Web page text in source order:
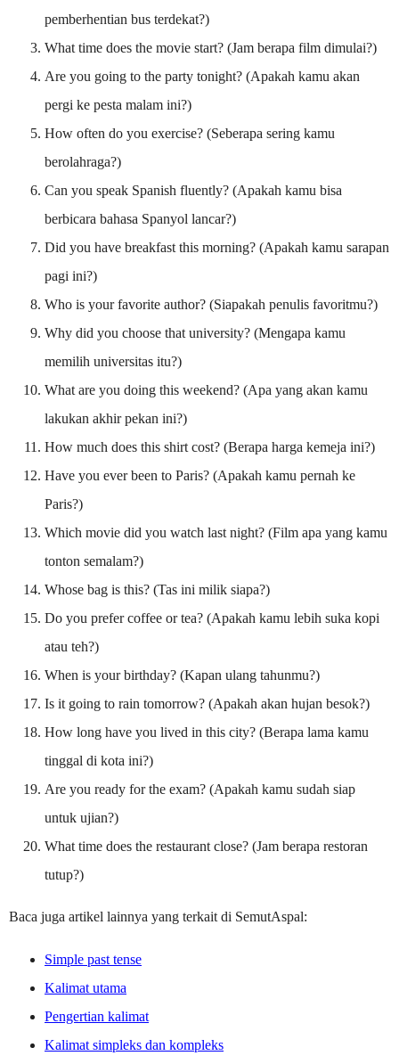
pemberhentian bus terdekat?)
What time does the movie start? (Jam berapa film dimulai?)
Are you going to the party tonight? (Apakah kamu akan
pergi ke pesta malam ini?)
How often do you exercise? (Seberapa sering kamu
berolahraga?)
Can you speak Spanish fluently? (Apakah kamu bisa
berbicara bahasa Spanyol lancar?)
Did you have breakfast this morning? (Apakah kamu sarapan
pagi ini?)
Who is your favorite author? (Siapakah penulis favoritmu?)
Why did you choose that university? (Mengapa kamu
memilih universitas itu?)
What are you doing this weekend? (Apa yang akan kamu
lakukan akhir pekan ini?)
How much does this shirt cost? (Berapa harga kemeja ini?)
Have you ever been to Paris? (Apakah kamu pernah ke
Paris?)
Which movie did you watch last night? (Film apa yang kamu
tonton semalam?)
Whose bag is this? (Tas ini milik siapa?)
Do you prefer coffee or tea? (Apakah kamu lebih suka kopi
atau teh?)
When is your birthday? (Kapan ulang tahunmu?)
Is it going to rain tomorrow? (Apakah akan hujan besok?)
How long have you lived in this city? (Berapa lama kamu
tinggal di kota ini?)
Are you ready for the exam? (Apakah kamu sudah siap
untuk ujian?)
What time does the restaurant close? (Jam berapa restoran
tutup?)
Baca juga artikel lainnya yang terkait di SemutAspal:
Simple past tense
Kalimat utama
Pengertian kalimat
Kalimat simpleks dan kompleks